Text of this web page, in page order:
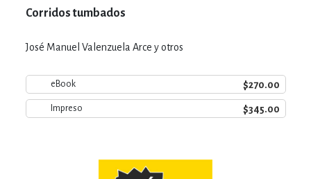
Corridos tumbados
José Manuel Valenzuela Arce y otros
eBook $270.00
Impreso $345.00